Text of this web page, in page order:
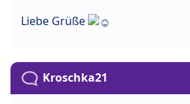
Liebe Grüße
Kroschka21